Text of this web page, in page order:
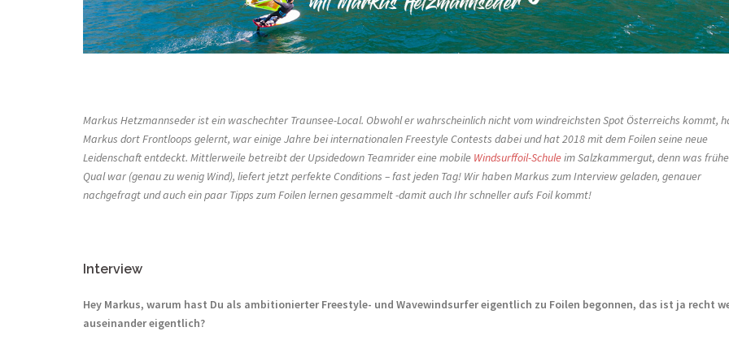
Markus Hetzmannseder ist ein waschechter Traunsee-Local. Obwohl er wahrscheinlich nicht vom windreichsten Spot Österreichs kommt,
Markus dort Frontloops gelernt, war einige Jahre bei internationalen Freestyle Contests dabei und hat 2018 mit dem Foilen seine neue
Leidenschaft entdeckt. Mittlerweile betreibt der Upsidedown Teamrider eine mobile Windsurffoil-Schuleim Salzkammergut, denn was
Qual war (genau zu wenig Wind), liefert jetzt perfekte Conditions – fast jeden Tag! Wir haben Markus zum Interview geladen, genauer
nachgefragt und auch ein paar Tipps zum Foilen lernen gesammelt -damit auch Ihr schneller aufs Foil kommt!
Interview
Hey Markus, warum hast Du als ambitionierter Freestyle- und Wavewindsurfer eigentlich zu Foilen begonnen, das ist ja recht
auseinander eigentlich?